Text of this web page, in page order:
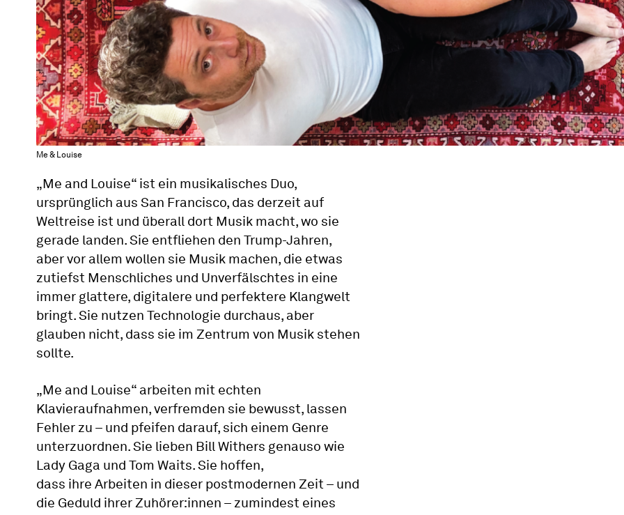
Me & Louise
„Me and Louise“ ist ein musikalisches Duo,
ursprünglich aus San Francisco, das derzeit auf
Weltreise ist und überall dort Musik macht, wo sie
gerade landen. Sie entfliehen den Trump-Jahren,
aber vor allem wollen sie Musik machen, die etwas
zutiefst Menschliches und Unverfälschtes in eine
immer glattere, digitalere und perfektere Klangwelt
bringt. Sie nutzen Technologie durchaus, aber
glauben nicht, dass sie im Zentrum von Musik stehen
sollte.
„Me and Louise“ arbeiten mit echten
Klavieraufnahmen, verfremden sie bewusst, lassen
Fehler zu – und pfeifen darauf, sich einem Genre
unterzuordnen. Sie lieben Bill Withers genauso wie
Lady Gaga und Tom Waits. Sie hoffen,
dass ihre Arbeiten in dieser postmodernen Zeit – und
die Geduld ihrer Zuhörer:innen – zumindest eines